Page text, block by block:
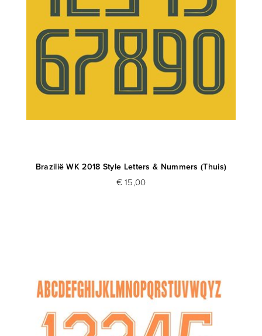
Brazilië WK 2018 Style Letters & Nummers (Thuis)
€ 15,00